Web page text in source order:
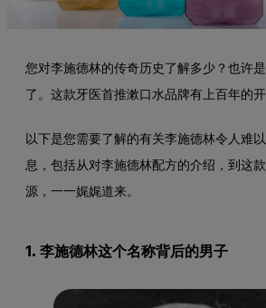
您对李施德林的传奇历史了解多少？也许
了。这款牙医首推漱口水品牌有上百年的开
以下是您需要了解的有关李施德林令人难
息，包括从对李施德林配方的介绍，到这
源，一一娓娓道来。
1. 李施德林这个名称背后的男子